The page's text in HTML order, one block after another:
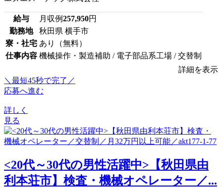
給与 月収例257,950円
勤務地
秋田県 横手市
寮・社宅 あり（無料）
仕事内容 機械操作・製造補助 / 電子部品系工場 / 交替制
詳細を表示
＼最短45秒で完了／
応募へ進む
詳しく
見る
<20代～30代の男性活躍中>【秋田県由
利本荘市】検査・機械オペレーター／...